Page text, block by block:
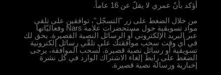
أؤكد بأنّ عمري لا يقلّ عن 16 عاماً.
من خلال الضغط على زر "التسجّل"، توافقين على تلقي
مواد تسويقية حول مستحضرات علامة Nars وفعاليّاتها
عبر البريد الإلكتروني أو الرسائل النصية القصيرة. يحق لك
في أي وقت سحب موافقتك على تلقّي رسائل إلكترونية
تسويقية أو رسائل نصية قصيرة. لسحب الموافقة، يرجى
الضغط على رابط إلغاء الاشتراك الوارد في كل نشرة
إخبارية ورسالة نصية قصيرة.